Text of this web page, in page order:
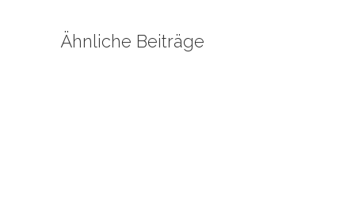
Ähnliche Beiträge